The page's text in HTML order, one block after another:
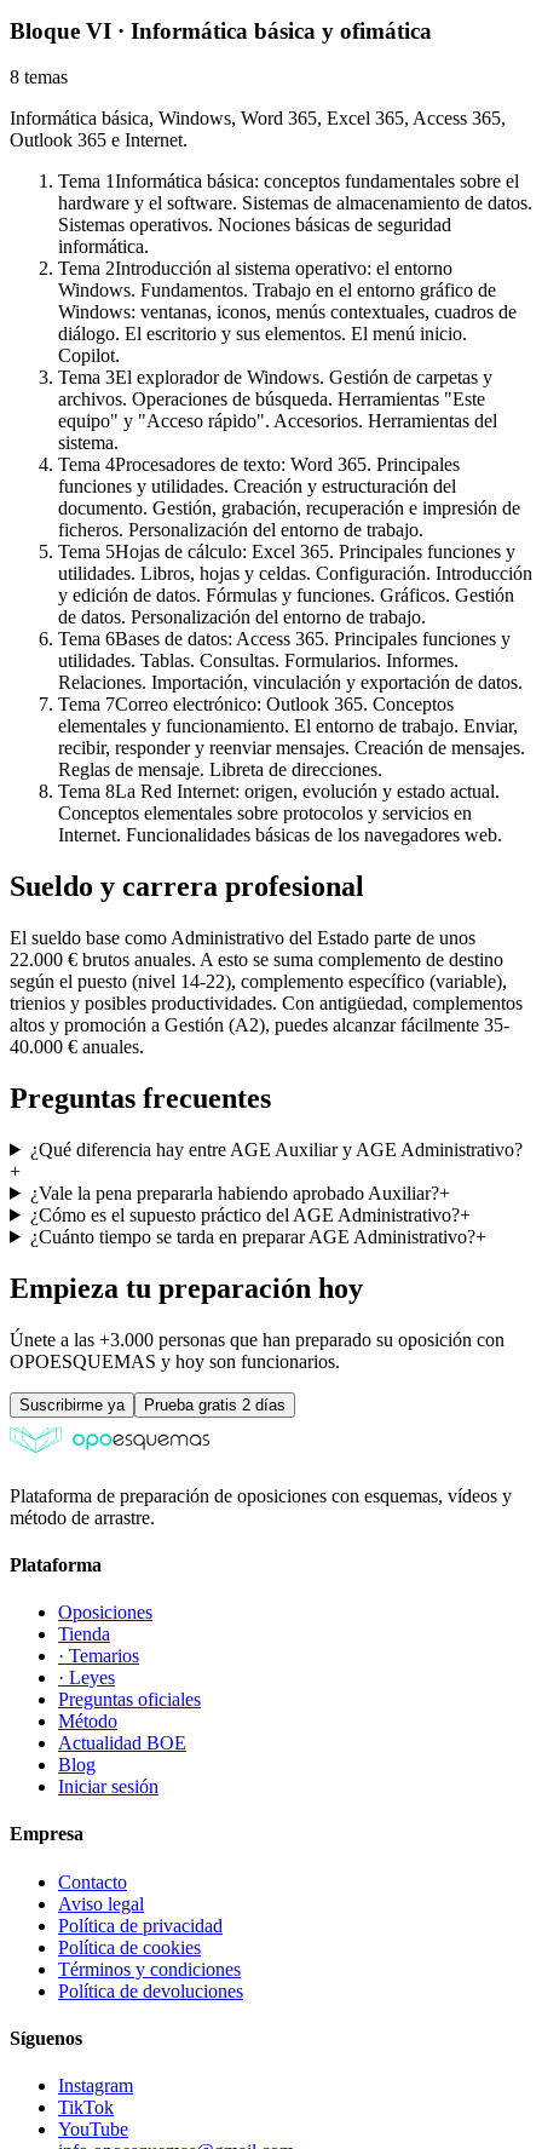
Bloque VI · Informática básica y ofimática
8 temas
Informática básica, Windows, Word 365, Excel 365, Access 365,
Outlook 365 e Internet.
Tema 1Informática básica: conceptos fundamentales sobre el
hardware y el software. Sistemas de almacenamiento de datos.
Sistemas operativos. Nociones básicas de seguridad
informática.
Tema 2Introducción al sistema operativo: el entorno
Windows. Fundamentos. Trabajo en el entorno gráfico de
Windows: ventanas, iconos, menús contextuales, cuadros de
diálogo. El escritorio y sus elementos. El menú inicio.
Copilot.
Tema 3El explorador de Windows. Gestión de carpetas y
archivos. Operaciones de búsqueda. Herramientas "Este
equipo" y "Acceso rápido". Accesorios. Herramientas del
sistema.
Tema 4Procesadores de texto: Word 365. Principales
funciones y utilidades. Creación y estructuración del
documento. Gestión, grabación, recuperación e impresión de
ficheros. Personalización del entorno de trabajo.
Tema 5Hojas de cálculo: Excel 365. Principales funciones y
utilidades. Libros, hojas y celdas. Configuración. Introducción
y edición de datos. Fórmulas y funciones. Gráficos. Gestión
de datos. Personalización del entorno de trabajo.
Tema 6Bases de datos: Access 365. Principales funciones y
utilidades. Tablas. Consultas. Formularios. Informes.
Relaciones. Importación, vinculación y exportación de datos.
Tema 7Correo electrónico: Outlook 365. Conceptos
elementales y funcionamiento. El entorno de trabajo. Enviar,
recibir, responder y reenviar mensajes. Creación de mensajes.
Reglas de mensaje. Libreta de direcciones.
Tema 8La Red Internet: origen, evolución y estado actual.
Conceptos elementales sobre protocolos y servicios en
Internet. Funcionalidades básicas de los navegadores web.
Sueldo y carrera profesional
El sueldo base como Administrativo del Estado parte de unos
22.000 € brutos anuales. A esto se suma complemento de destino
según el puesto (nivel 14-22), complemento específico (variable),
trienios y posibles productividades. Con antigüedad, complementos
altos y promoción a Gestión (A2), puedes alcanzar fácilmente 35-
40.000 € anuales.
Preguntas frecuentes
¿Qué diferencia hay entre AGE Auxiliar y AGE Administrativo?
+
¿Vale la pena prepararla habiendo aprobado Auxiliar?+
¿Cómo es el supuesto práctico del AGE Administrativo?+
¿Cuánto tiempo se tarda en preparar AGE Administrativo?+
Empieza tu preparación hoy
Únete a las +3.000 personas que han preparado su oposición con
OPOESQUEMAS y hoy son funcionarios.
Suscribirme ya Prueba gratis 2 días
Plataforma de preparación de oposiciones con esquemas, vídeos y
método de arrastre.
Plataforma
Oposiciones
Tienda
· Temarios
· Leyes
Preguntas oficiales
Método
Actualidad BOE
Blog
Iniciar sesión
Empresa
Contacto
Aviso legal
Política de privacidad
Política de cookies
Términos y condiciones
Política de devoluciones
Síguenos
Instagram
TikTok
YouTube